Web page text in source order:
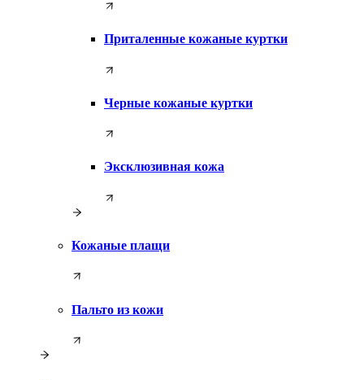
Приталенные кожаные куртки
Черные кожаные куртки
Эксклюзивная кожа
Кожаные плащи
Пальто из кожи